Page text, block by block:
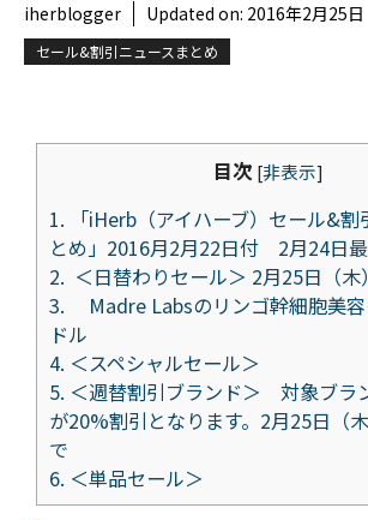
iherblogger Updated on: 2016年2月25日
セール&割引ニュースまとめ
目次 [非表示]
1. 「iHerb（アイハーブ）セール&割
とめ」2016月2月22日付 2月24日
2. ＜日替わりセール＞ 2月25日（
3. Madre Labsのリンゴ幹細胞美
ドル
4. ＜スペシャルセール＞
5. ＜週替割引ブランド＞ 対象ブラ
が20%割引となります。2月25日（
で
6. ＜単品セール＞